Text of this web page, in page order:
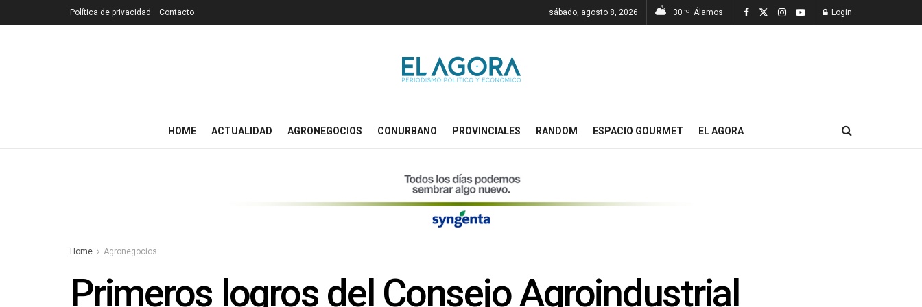
Política de privacidad Contacto sábado, agosto 8, 2026 30 °C Álamos Login
HOME ACTUALIDAD AGRONEGOCIOS CONURBANO PROVINCIALES RANDOM ESPACIO GOURMET EL AGORA
Home Agronegocios
Primeros logros del Consejo Agroindustrial